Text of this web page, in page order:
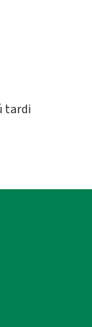
tardi